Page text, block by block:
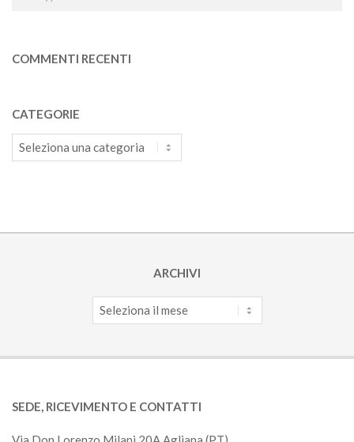
COMMENTI RECENTI
CATEGORIE
Categorie
ARCHIVI
Archivi
SEDE, RICEVIMENTO E CONTATTI